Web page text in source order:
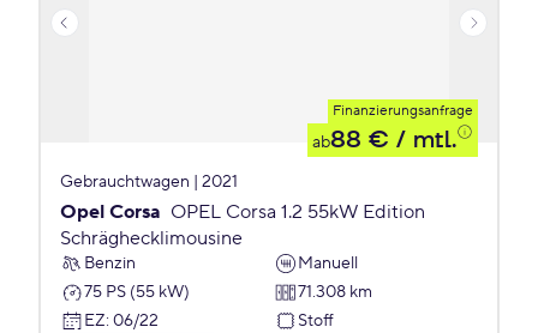
Finanzierungsanfrage
ab88 € / mtl.
Gebrauchtwagen | 2021
Opel Corsa OPEL Corsa 1.2 55kW Edition
Schräghecklimousine
Benzin
Manuell
75 PS (55 kW)
71.308 km
EZ: 06/22 Stoff